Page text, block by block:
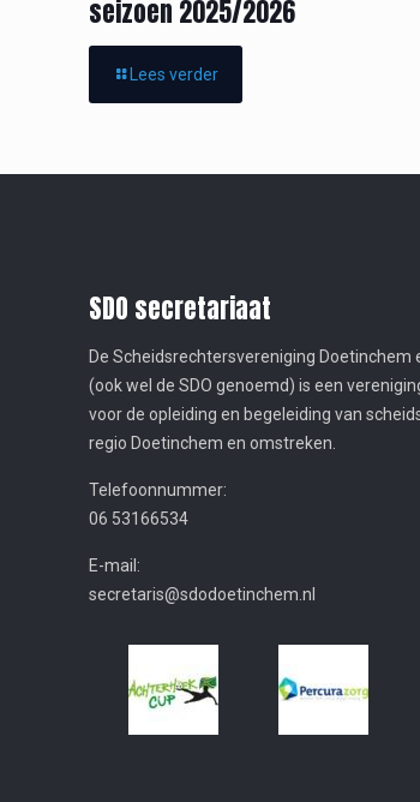
seizoen 2025/2026
Lees verder
SDO secretariaat
De Scheidsrechtersvereniging Doetinchem
(ook wel de SDO genoemd) is een
voor de opleiding en begeleiding van
regio Doetinchem en omstreken.
Telefoonnummer:
06 53166534
E-mail:
secretaris@sdodoetinchem.nl